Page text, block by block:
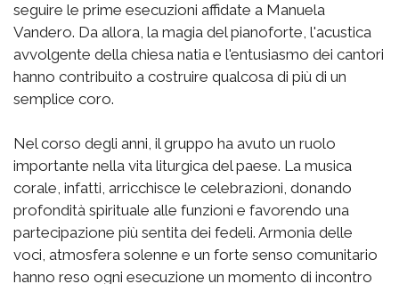
seguire le prime esecuzioni affidate a Manuela
Vandero. Da allora, la magia del pianoforte, l'acustica
avvolgente della chiesa natia e l'entusiasmo dei cantori
hanno contribuito a costruire qualcosa di più di un
semplice coro.
Nel corso degli anni, il gruppo ha avuto un ruolo
importante nella vita liturgica del paese. La musica
corale, infatti, arricchisce le celebrazioni, donando
profondità spirituale alle funzioni e favorendo una
partecipazione più sentita dei fedeli. Armonia delle
voci, atmosfera solenne e un forte senso comunitario
hanno reso ogni esecuzione un momento di incontro